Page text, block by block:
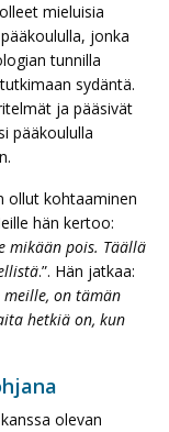
mieluisia
jonka
tunnilla
sydäntä.
ja pääsivät
pääkoululla
ollut kohtaaminen
hän kertoo:
mikään pois. Täällä
.”. Hän jatkaa:
on tämän
hetkiä on, kun
olevan